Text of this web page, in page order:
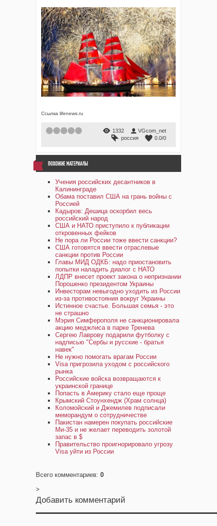
Ссылка lifenews.ru
1 2 3 4 1332
VGcom_net
россия
0.0/0
ПОХОЖИЕ МАТЕРИАЛЫ
Учения российских десантников в
Калининграде
Обама поставил США на грань войны с
Россией
Кадыров: Дешица оскорбил весь
российский народ
США и НАТО приступило к публикации
откровенных фейков
Не пора ли России тоже ввести санкции?
США готовятся ввести отраслевые
санкции против России
Главы МИД ОДКБ: надо приостановить
попытки наладить диалог с НАТО
ЛДПР внесет проект закона о непризнании
Порошенко президентом Украины
Инвесторам невыгодно уходить из России
из-за противостояния вокруг Украины
Истинное счастье. Большая семья - это
не страшно
Мэрия Симферополя не санкционировала
акцию меджлиса в парке Тренева
Сергею Лаврову подарили футболку с
надписью "Сербы и русские - братья
навек"
Не нужно помогать врагам России
Visa пригрозила уходом с российского
рынка
Российские войска возвращаются к
украинской границе
Попасть в Америку стало еще проще
Крымский Стоунхендж (Храм солнца)
Коломойский и Джемилев подписали
меморандум о сотрудничестве
Пакистан намерен покупать российские
Ми-35 и не желает переводить золотой
запас в $
Правительство проигнорировало угрозу
Visa уйти из России
Всего комментариев: 0
>
Добавить комментарий